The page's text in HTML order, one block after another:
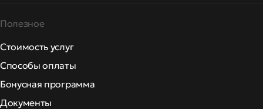
Полезное
Стоимость услуг
Способы оплаты
Бонусная программа
Документы